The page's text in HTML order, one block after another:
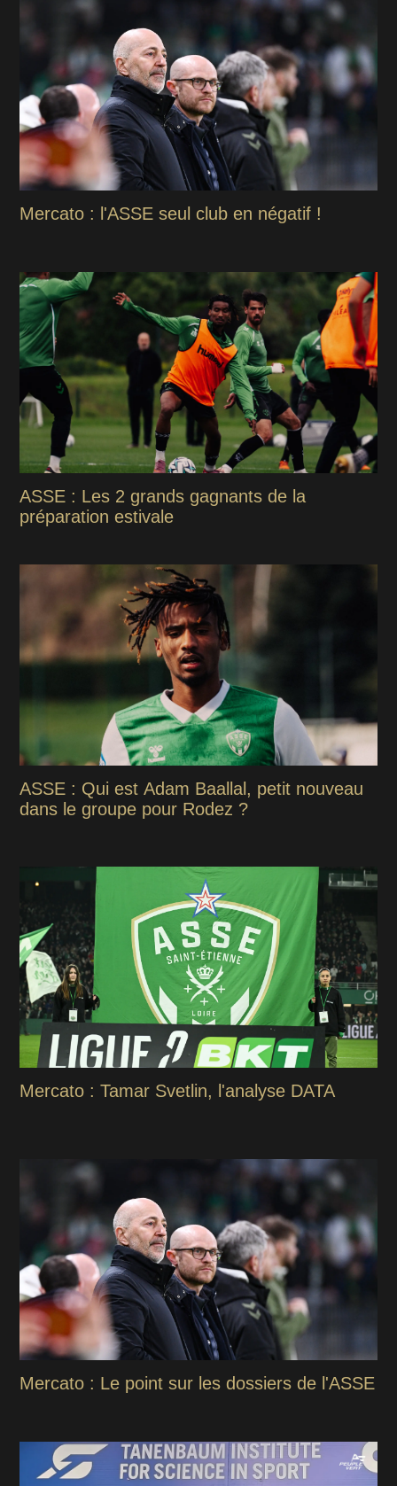
Mercato : l'ASSE seul club en négatif !
ASSE : Les 2 grands gagnants de la
préparation estivale
ASSE : Qui est Adam Baallal, petit nouveau
dans le groupe pour Rodez ?
Mercato : Tamar Svetlin, l'analyse DATA
Mercato : Le point sur les dossiers de l'ASSE